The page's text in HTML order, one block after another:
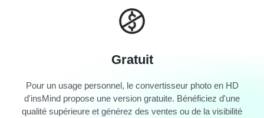
Gratuit
Pour un usage personnel, le convertisseur photo en HD
d'insMind propose une version gratuite. Bénéficiez d'une
qualité supérieure et générez des ventes ou de la visibilité